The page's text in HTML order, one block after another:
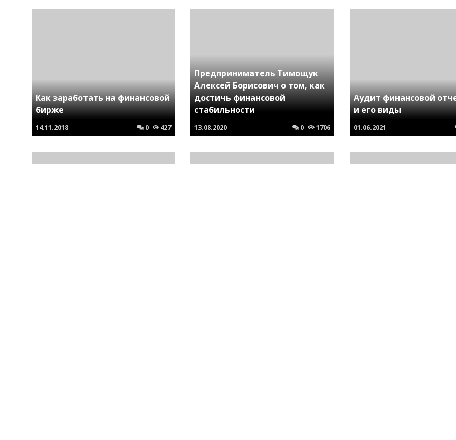
Как заработать на финансовой
бирже
14.11.2018 0 427
Предприниматель Тимощук
Алексей Борисович о том, как
достичь финансовой
стабильности
13.08.2020 0 1706
Аудит финансовой
и его виды
01.06.2021